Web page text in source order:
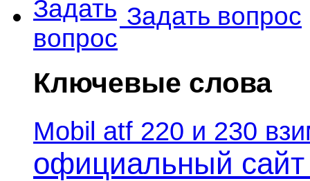
Задать вопрос
Ключевые слова
Mobil atf 220 и 230
официальный сайт